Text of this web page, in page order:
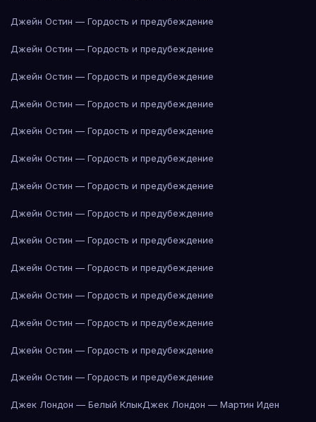
Джейн Остин — Гордость и предубеждение
Джейн Остин — Гордость и предубеждение
Джейн Остин — Гордость и предубеждение
Джейн Остин — Гордость и предубеждение
Джейн Остин — Гордость и предубеждение
Джейн Остин — Гордость и предубеждение
Джейн Остин — Гордость и предубеждение
Джейн Остин — Гордость и предубеждение
Джейн Остин — Гордость и предубеждение
Джейн Остин — Гордость и предубеждение
Джейн Остин — Гордость и предубеждение
Джейн Остин — Гордость и предубеждение
Джейн Остин — Гордость и предубеждение
Джейн Остин — Гордость и предубеждение
Джек Лондон — Белый КлыкДжек Лондон — Мартин Иден